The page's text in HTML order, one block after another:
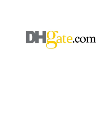
DHgate
DHgate